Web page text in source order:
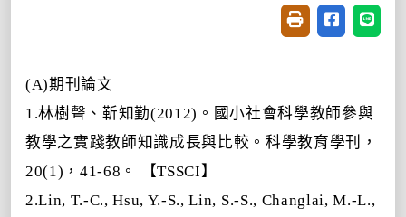
友善列印(開新視
分享至臉書
分享
(A)期刊論文
1.林樹聲、靳知勤(2012)。國小社會科學教師參與
教學之實踐教師知識成長與比較。科學教育學刊，
20(1)，41-68。 【TSSCI】
2.Lin, T.-C., Hsu, Y.-S., Lin, S.-S., Changlai, M.-L.,